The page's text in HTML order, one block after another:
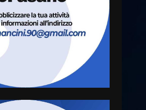
Carta d’identità: continua il
piano di aperture
straordinarie del Comune di
Fasano
6 Agosto 2026 14:16
Grazia Neglia, coordinatrice
cittadina di Fratelli d’Italia,
pronta a tornare in Consiglio
6 Agosto 2026 08:00